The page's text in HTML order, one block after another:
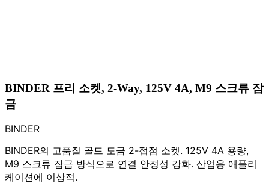
BINDER 프리 소켓, 2-Way, 125V 4A, M9 스크류 잠
금
BINDER
BINDER의 고품질 골드 도금 2-접점 소켓. 125V 4A 용량,
M9 스크류 잠금 방식으로 연결 안정성 강화. 산업용 애플리
케이션에 이상적.